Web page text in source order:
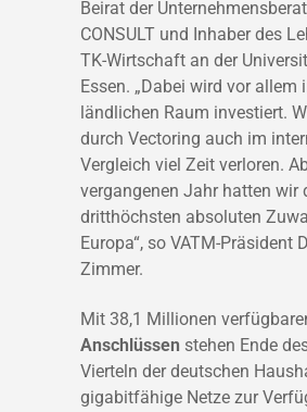
Beirat der
CONSULT und Inhaber des
TK-Wirtschaft an der
Essen. „Dabei wird vor allem
ländlichen Raum investiert.
durch Vectoring auch im
Vergleich viel Zeit verloren.
vergangenen Jahr hatten wir
dritthöchsten absoluten
Europa“, so VATM-Präsident
Zimmer.
Mit 38,1 Millionen
Anschlüssen stehen Ende
Vierteln der deutschen
gigabitfähige Netze zur